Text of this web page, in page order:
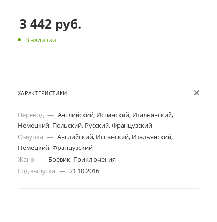
3 442 руб.
В наличии
ХАРАКТЕРИСТИКИ
Перевод — Английский, Испанский, Итальянский,
Немецкий, Польский, Русский, Французский
Озвучка — Английский, Испанский, Итальянский,
Немецкий, Французский
Жанр — Боевик, Приключения
Год выпуска — 21.10.2016